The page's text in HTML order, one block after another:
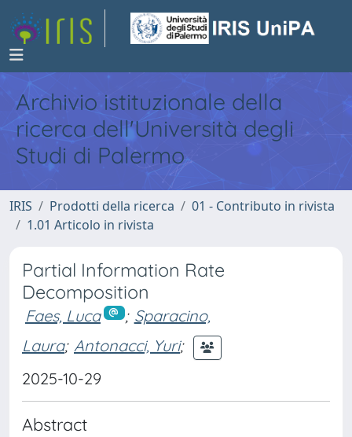
Archivio istituzionale della
ricerca dell'Università degli
Studi di Palermo
IRIS Prodotti della ricerca
01 - Contributo in rivista
1.01 Articolo in rivista
Partial Information Rate
Decomposition
Faes, Luca ; Sparacino,
Laura; Antonacci, Yuri;
2025-10-29
Abstract